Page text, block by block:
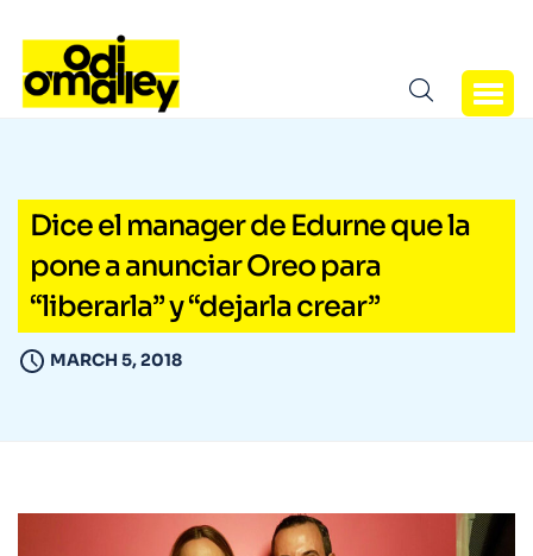
Dice el manager de Edurne que la
pone a anunciar Oreo para
“liberarla” y “dejarla crear”
MARCH 5, 2018